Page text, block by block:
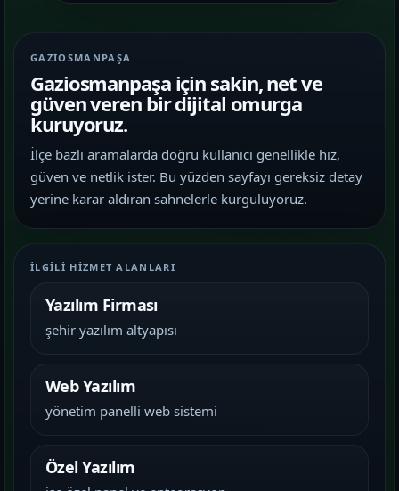
GAZIOSMANPAŞA
Gaziosmanpaşa için sakin, net ve
güven veren bir dijital omurga
kuruyoruz.
İlçe bazlı aramalarda doğru kullanıcı genellikle hız,
güven ve netlik ister. Bu yüzden sayfayı gereksiz detay
yerine karar aldıran sahnelerle kurguluyoruz.
İLGILI HIZMET ALANLARI
Yazılım Firması
şehir yazılım altyapısı
Web Yazılım
yönetim panelli web sistemi
Özel Yazılım